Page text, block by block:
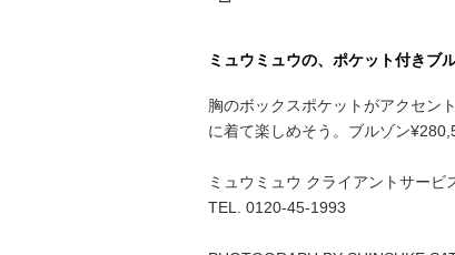
ミュウミュウの、ポケット付きブ
胸のボックスポケットがアクセン
に着て楽しめそう。ブルゾン
ミュウミュウ クライアントサービ
TEL. 0120-45-1993